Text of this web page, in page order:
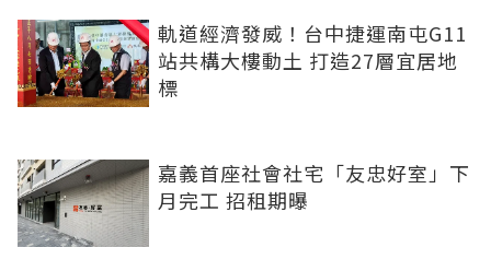
軌道經濟發威！台中捷運南屯G11
站共構大樓動土 打造27層宜居地
標
嘉義首座社會社宅「友忠好室」下
月完工 招租期曝